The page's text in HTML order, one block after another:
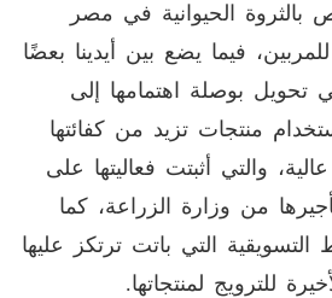
بالثروة الحيوانية في مصر
فيما يضع بين أيدينا بعضًا
بوصلة اهتمامها إلى
منتجات تزيد من كفائتها
والتي أثبتت فعاليتها على
من وزارة الزراعة، كما
التي باتت ترتكز عليها
للترويج لمنتجاتها.